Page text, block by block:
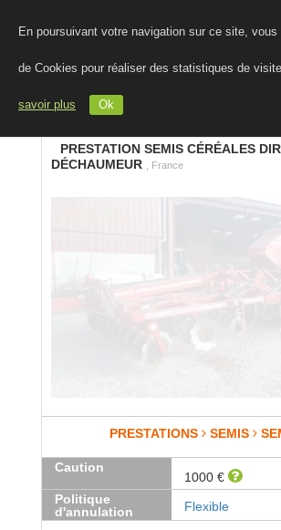
En poursuivant votre navigation sur ce site,
de Cookies pour réaliser des statistiques de
savoir plus Ok
PRESTATION SEMIS CÉRÉALES
DÉCHAUMEUR
, France
PRESTATIONS SEMIS
Caution
1000 €
Politique
d'annulation
Flexible